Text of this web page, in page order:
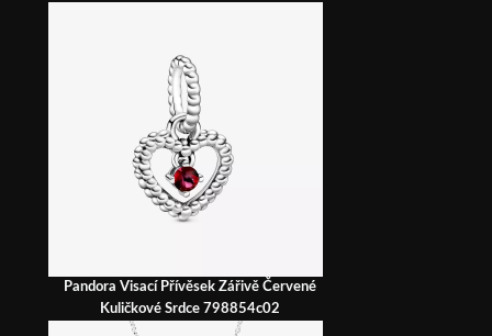
Pandora Visací Přívěsek Zářivě Červené
Kuličkové Srdce 798854c02